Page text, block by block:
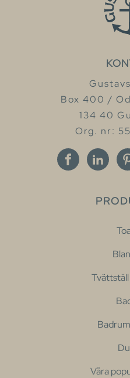
Box 400 /
134 40
Org. nr:
Våra